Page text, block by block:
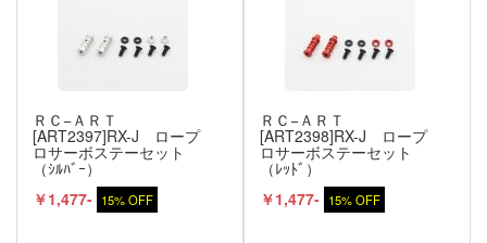
ＲＣ−ＡＲＴ
[ART2397]RX-J ロープ
ロサーボステーセット
（ｼﾙﾊﾞｰ）
￥1,477- 15% OFF
ＲＣ−ＡＲＴ
[ART2398]RX-J ロープ
ロサーボステーセット
（ﾚｯﾄﾞ）
￥1,477- 15% OFF